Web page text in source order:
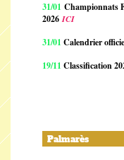
31/01 Championnats
2026 ICI
31/01 Calendrier
19/11 Classification
Palmarès